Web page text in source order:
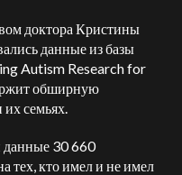
доктора Кристины
данные из базы
Autism Research for
обширную
семьях.
данные 30 660
тех, кто имел и не имел